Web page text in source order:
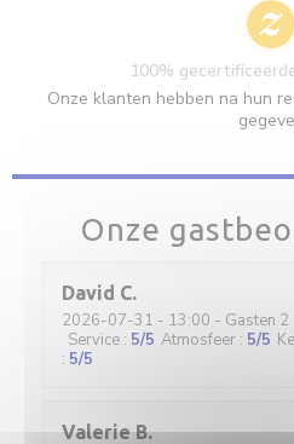
Onze
David C
2026-07-31 - 13:00 - Gasten 2
Service : 5/5 Atmosfeer : 5/5
: 5/5
Valerie B
100%
Onze klanten hebben na hun